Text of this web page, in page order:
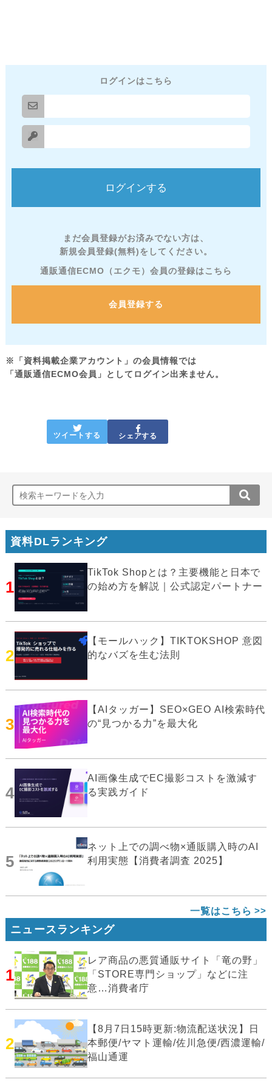
ログインはこちら
まだ会員登録がお済みでない方は、
新規会員登録(無料)をしてください。
通販通信ECMO（エクモ）会員の登録はこちら
会員登録する
※「資料掲載企業アカウント」の会員情報では
「通販通信ECMO会員」としてログイン出来ません。
ツイートする シェアする
資料DLランキング
1
TikTok Shopとは？主要機能と日本で
の始め方を解説｜公式認定パートナー
2
【モールハック】TIKTOKSHOP 意図
的なバズを生む法則
3
【AIタッガー】SEO×GEO AI検索時代
の“見つかる力”を最大化
4
AI画像生成でEC撮影コストを激減す
る実践ガイド
5
ネット上での調べ物×通販購入時のAI
利用実態【消費者調査 2025】
一覧はこちら
ニュースランキング
1
レア商品の悪質通販サイト「竜の野」
「STORE専門ショップ」などに注
意…消費者庁
2
【8月7日15時更新:物流配送状況】日
本郵便/ヤマト運輸/佐川急便/西濃運輸/
福山通運